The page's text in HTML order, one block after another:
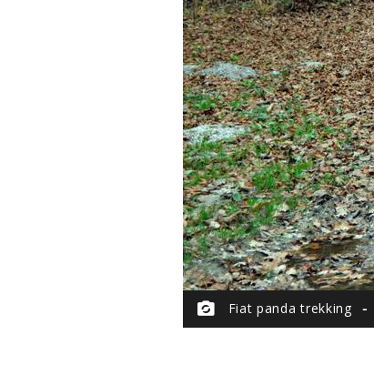
Fiat panda trekking